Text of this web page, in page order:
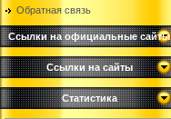
Обратная связь
Ссылки на официальные сайты
Ссылки на сайты
Статистика